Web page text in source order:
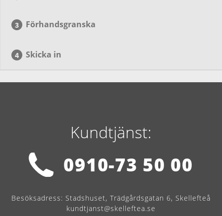
Förhandsgranska
Skicka in
Kundtjänst:
0910-73 50 00
Besöksadress: Stadshuset, Trädgårdsgatan 6, Skellefteå
kundtjanst@skelleftea.se